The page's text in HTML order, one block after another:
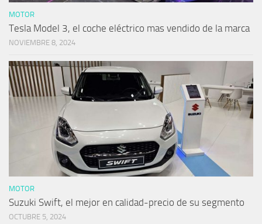
MOTOR
Tesla Model 3, el coche eléctrico mas vendido de la marca
NOVIEMBRE 8, 2024
MOTOR
Suzuki Swift, el mejor en calidad-precio de su segmento
OCTUBRE 5, 2024